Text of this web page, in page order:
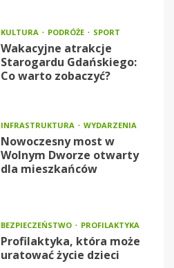
KULTURA PODRÓŻE SPORT
Wakacyjne atrakcje
Starogardu Gdańskiego:
Co warto zobaczyć?
INFRASTRUKTURA WYDARZENIA
Nowoczesny most w
Wolnym Dworze otwarty
dla mieszkańców
BEZPIECZEŃSTWO PROFILAKTYKA
Profilaktyka, która może
uratować życie dzieci